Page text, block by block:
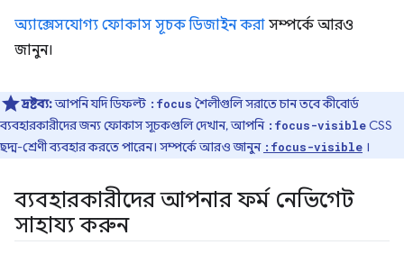
অ্যাক্সেসযোগ্য ফোকাস সূচক ডিজাইন করা সম্পর্কে আরও
জানুন।
দ্রষ্টব্য:আপনি যদি ডিফল্ট :focusশৈলীগুলি সরাতে চান তবে কীবোর্ড
ব্যবহারকারীদের জন্য ফোকাস সূচকগুলি দেখান, আপনি :focus-visible CSS
ছদ্ম-শ্রেণী ব্যবহার করতে পারেন। সম্পর্কে আরও জানুন :focus-visible ।
ব্যবহারকারীদের আপনার ফর্ম নেভিগেট
সাহায্য করুন